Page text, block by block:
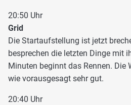
20:50 Uhr
Grid
Die Startaufstellung ist jetzt
besprechen die letzten Dinge mit
Minuten beginnt das Rennen. Die
wie vorausgesagt sehr gut.
20:40 Uhr